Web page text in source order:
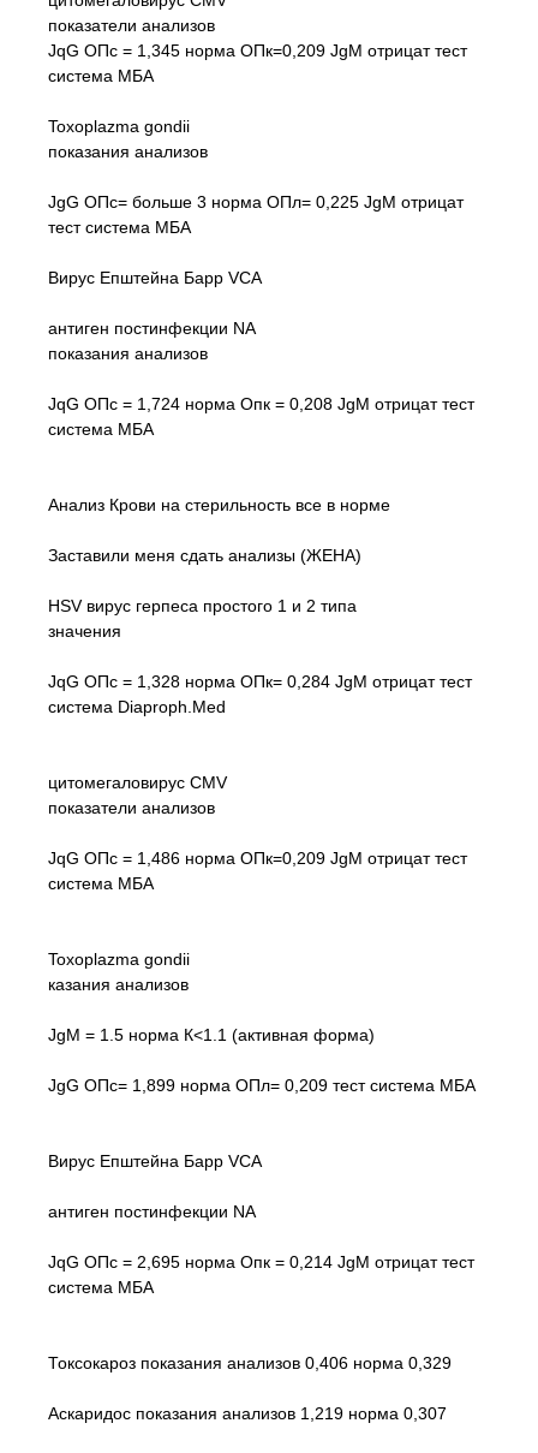
показатели анализов
JqG ОПс = 1,345 норма ОПк=0,209 JgM отрицат тест
система МБА
Toxoplazma gondii
показания анализов
JgG ОПс= больше 3 норма ОПл= 0,225 JgM отрицат
тест система МБА
Вирус Епштейна Барр VCA
антиген постинфекции NA
показания анализов
JqG ОПс = 1,724 норма Опк = 0,208 JgM отрицат тест
система МБА
Анализ Крови на стерильность все в норме
Заставили меня сдать анализы (ЖЕНА)
HSV вирус герпеса простого 1 и 2 типа
значения
JqG ОПс = 1,328 норма ОПк= 0,284 JgM отрицат тест
система Diaproph.Med
цитомегаловирус CMV
показатели анализов
JqG ОПс = 1,486 норма ОПк=0,209 JgM отрицат тест
система МБА
Toxoplazma gondii
казания анализов
JgM = 1.5 норма К<1.1 (активная форма)
JgG ОПс= 1,899 норма ОПл= 0,209 тест система МБА
Вирус Епштейна Барр VCA
антиген постинфекции NA
JqG ОПс = 2,695 норма Опк = 0,214 JgM отрицат тест
система МБА
Токсокароз показания анализов 0,406 норма 0,329
Аскаридос показания анализов 1,219 норма 0,307